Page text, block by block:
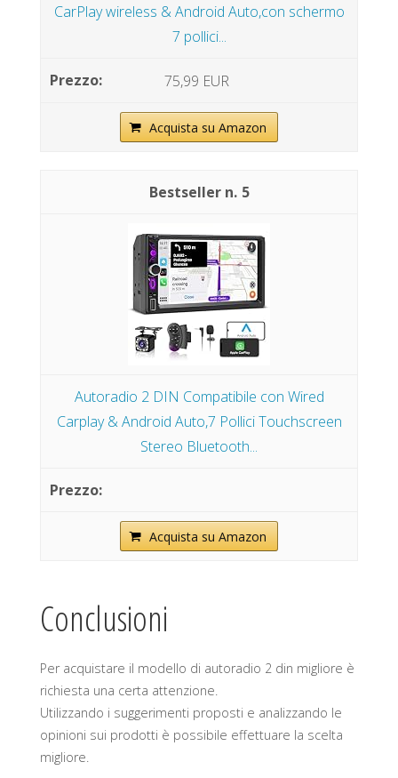
CarPlay wireless & Android Auto,con schermo
7 pollici...
75,99 EUR
Acquista su Amazon
5
Autoradio 2 DIN Compatibile con Wired
Carplay & Android Auto,7 Pollici Touchscreen
Stereo Bluetooth...
Acquista su Amazon
Conclusioni
Per acquistare il modello di autoradio 2 din migliore è
richiesta una certa attenzione.
Utilizzando i suggerimenti proposti e analizzando le
opinioni sui prodotti è possibile effettuare la scelta
migliore.